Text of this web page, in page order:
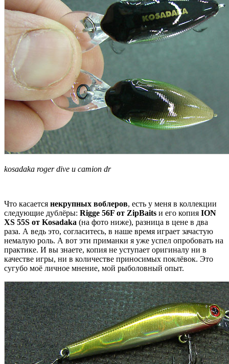
kosadaka roger dive и camion dr
Что касается некрупных воблеров, есть у меня в коллекции
следующие дублёры: Rigge 56F от ZipBaits и его копия ION
XS 55S от Kosadaka (на фото ниже), разница в цене в два
раза. А ведь это, согласитесь, в наше время играет зачастую
немалую роль. А вот эти приманки я уже успел опробовать на
практике. И вы знаете, копия не уступает оригиналу ни в
качестве игры, ни в количестве приносимых поклёвок. Это
сугубо моё личное мнение, мой рыболовный опыт.